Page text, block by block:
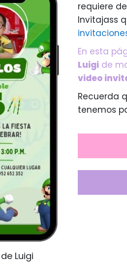
Luigi
requiere
Invitajass
En esta
Luigide
video
Recuerda
tenemos